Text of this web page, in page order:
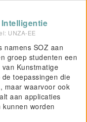
UNZA-EE
namens SOZ aan
groep studenten een
Kunstmatige
toepassingen die
maar waarvoor ook
aan applicaties
worden